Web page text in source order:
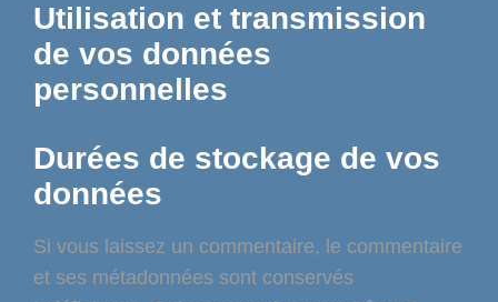
Utilisation et transmission
de vos données
personnelles
Durées de stockage de vos
données
Si vous laissez un commentaire, le commentaire
et ses métadonnées sont conservés